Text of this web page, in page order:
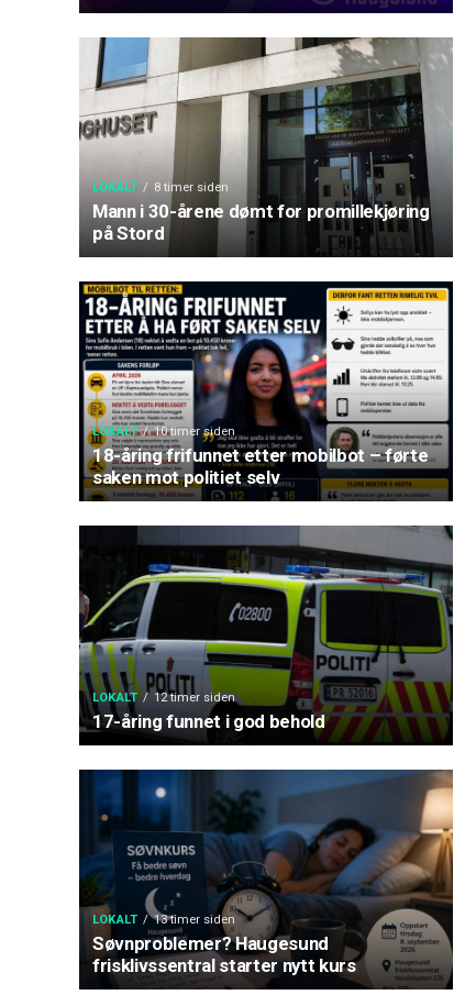
LOKALT 8 timer siden
Mann i 30-årene dømt for promillekjøring
på Stord
LOKALT 10 timer siden
18-åring frifunnet etter mobilbot – førte
saken mot politiet selv
LOKALT 12 timer siden
17-åring funnet i god behold
LOKALT 13 timer siden
Søvnproblemer? Haugesund
frisklivssentral starter nytt kurs